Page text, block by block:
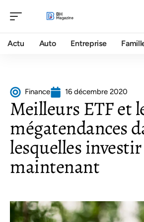
Actu Auto Entreprise
Finance 16 décembre 2020
Meilleurs ETF et
mégatendances
lesquelles investir
maintenant